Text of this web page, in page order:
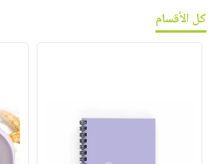
كل الأقسام